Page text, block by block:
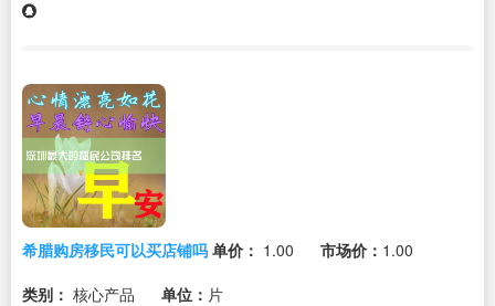
希腊购房移民可以买店铺吗 单价： 1.00 市场价： 1.00
类别： 核心产品 单位： 片